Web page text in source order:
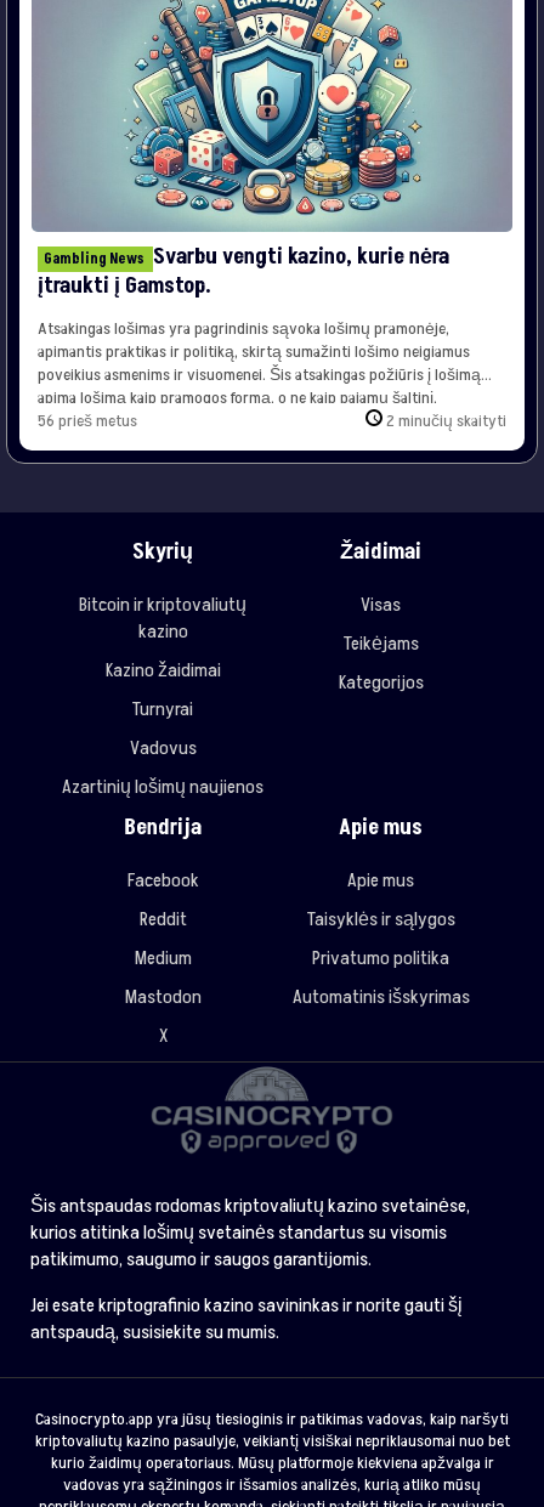
Gambling News Svarbu vengti kazino, kurie nėra
įtraukti į Gamstop.
Atsakingas lošimas yra pagrindinis sąvoka lošimų pramonėje,
apimantis praktikas ir politiką, skirtą sumažinti lošimo neigiamus
poveikius asmenims ir visuomenei. Šis atsakingas požiūris į lošimą
apima lošimą kaip pramogos formą, o ne kaip pajamų šaltinį,
užtikrinant, kad jis vyktų saugioje ir sąžiningoje aplinkoje ir nesukeltų
politiką kazino, darbuotojų […]
56 prieš metus 2 minučių skaityti
Skyrių
Bitcoin ir kriptovaliutų
kazino
Kazino žaidimai
Turnyrai
Vadovus
Azartinių lošimų naujienos
Žaidimai
Visas
Teikėjams
Kategorijos
Bendrija
Facebook
Reddit
Medium
Mastodon
X
Apie mus
Apie mus
Taisyklės ir sąlygos
Privatumo politika
Automatinis išskyrimas
Šis antspaudas rodomas kriptovaliutų kazino svetainėse,
kurios atitinka lošimų svetainės standartus su visomis
patikimumo, saugumo ir saugos garantijomis.
Jei esate kriptografinio kazino savininkas ir norite gauti šį
antspaudą, susisiekite su mumis.
Casinocrypto.app yra jūsų tiesioginis ir patikimas vadovas, kaip naršyti
kriptovaliutų kazino pasaulyje, veikiantį visiškai nepriklausomai nuo bet
kurio žaidimų operatoriaus. Mūsų platformoje kiekviena apžvalga ir
vadovas yra sąžiningos ir išsamios analizės, kurią atliko mūsų